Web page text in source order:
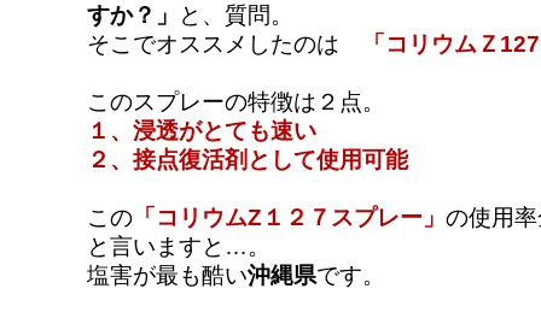
すか？」
と、質問。
そこでオススメしたのは
「コリウムＺ
このスプレーの特徴は２点。
１、浸透がとても速い
２、接点復活剤として使用可能
この 「コリウムZ１２７スプレー」 の使用
と言いますと…。
塩害が最も酷い沖縄県です。